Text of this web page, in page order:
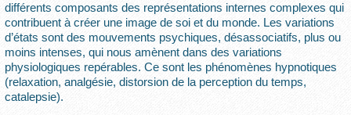
différents composants des représentations internes complexes qui
contribuent à créer une image de soi et du monde. Les variations
d’états sont des mouvements psychiques, désassociatifs, plus ou
moins intenses, qui nous amènent dans des variations
physiologiques repérables. Ce sont les phénomènes hypnotiques
(relaxation, analgésie, distorsion de la perception du temps,
catalepsie).